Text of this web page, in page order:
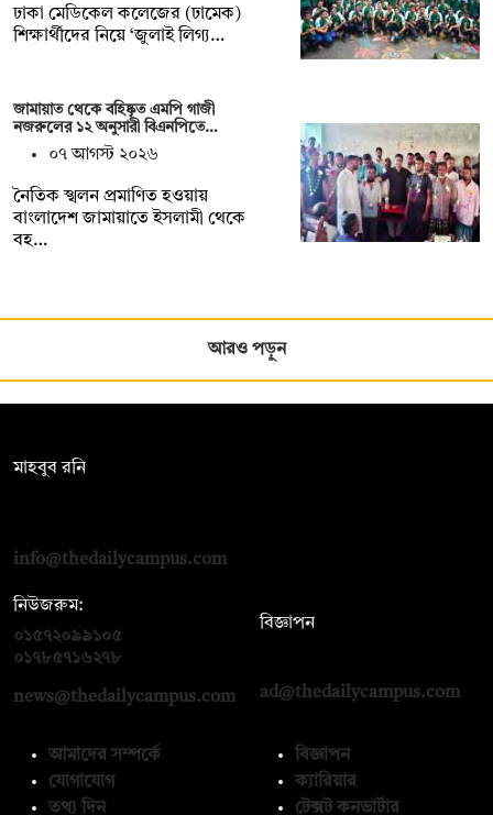
ঢাকা মেডিকেল কলেজের (ঢামেক)
শিক্ষার্থীদের নিয়ে ‘জুলাই লিগ্য…
জামায়াত থেকে বহিষ্কৃত এমপি গাজী
নজরুলের ১২ অনুসারী বিএনপিতে…
০৭ আগস্ট ২০২৬
নৈতিক স্খলন প্রমাণিত হওয়ায়
বাংলাদেশ জামায়াতে ইসলামী থেকে
বহ…
আরও পড়ুন
মাহবুব রনি
info@thedailycampus.com
নিউজরুম:
০১৫৭২০৯৯১০৫
০১৭৮৫৭১৬২৭৮
news@thedailycampus.com
বিজ্ঞাপন
ad@thedailycampus.com
আমাদের সম্পর্কে
যোগাযোগ
তথ্য দিন
বিজ্ঞাপন
ক্যারিয়ার
টেক্সট কনভার্টার